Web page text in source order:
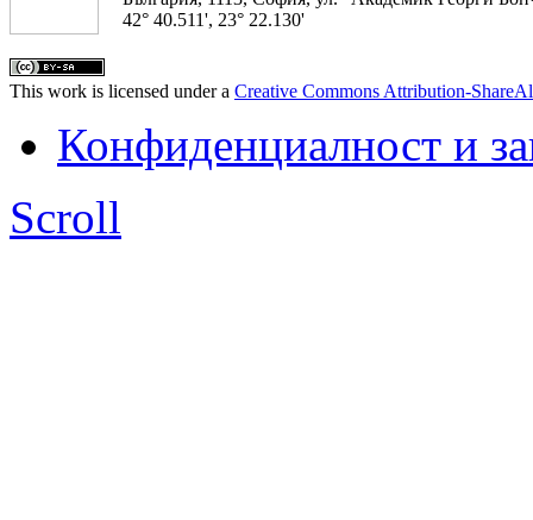
42° 40.511', 23° 22.130'
This work is licensed under a Creative Commons Attribution-
Конфиденциалност и
Scroll